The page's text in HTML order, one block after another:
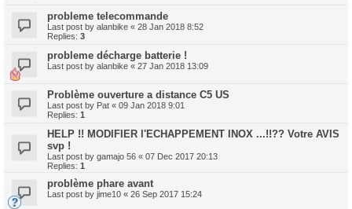
probleme telecommande
Last post by alanbike « 28 Jan 2018 8:52
Replies: 3
probleme décharge batterie !
Last post by alanbike « 27 Jan 2018 13:09
Problème ouverture a distance C5 US
Last post by Pat « 09 Jan 2018 9:01
Replies: 1
HELP !! MODIFIER l'ECHAPPEMENT INOX ...!!?? Votre AVIS
svp !
Last post by gamajo 56 « 07 Dec 2017 20:13
Replies: 1
problème phare avant
Last post by jime10 « 26 Sep 2017 15:24